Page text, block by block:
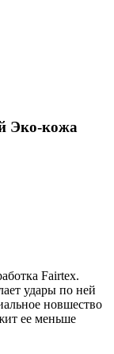
Эко-кожа
Fairtex.
удары по ней
новшество
ее меньше